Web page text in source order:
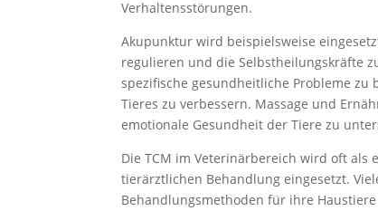
Verhaltensstörungen.
Akupunktur wird beispielsweise
regulieren und die Selbstheilungskräfte
spezifische gesundheitliche Probleme
Tieres zu verbessern. Massage und
emotionale Gesundheit der Tiere zu
Die TCM im Veterinärbereich wird oft als
tierärztlichen Behandlung eingesetzt.
Behandlungsmethoden für ihre